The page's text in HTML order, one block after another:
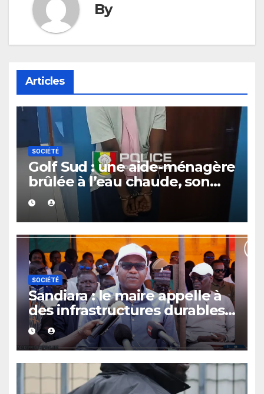
By
Articles
SOCIÉTÉ
Golf Sud : une aide-ménagère
brûlée à l’eau chaude, son
employeuse placée en garde
à vue
SOCIÉTÉ
Sandiara : le maire appelle à
des infrastructures durables
dans la ZES